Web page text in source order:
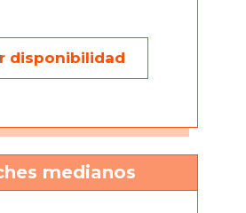
disponibilidad
medianos